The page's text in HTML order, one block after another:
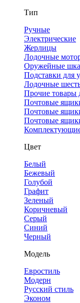
Тип
Ручные
Электрические
Жерлицы
Лодочные
Оружейные
Подставки для
Лодочные
Прочие товары
Почтовые
Почтовые
Почтовые
Цвет
Белый
Бежевый
Голубой
Графит
Зеленый
Коричневый
Серый
Синий
Черный
Модель
Евростиль
Модерн
Русский стиль
Эконом